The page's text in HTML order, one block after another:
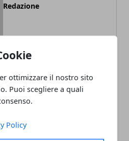
ottimizzare il nostro sito
Puoi scegliere a quali
Policy
Redazione